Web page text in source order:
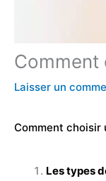
Comment
Laisser un
Comment choisir
Les types